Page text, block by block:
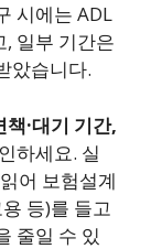
시에는 ADL
일부 기간은
았습니다.
·대기 기간,
하세요. 실
어 보험설계
등)를 들고
줄일 수 있